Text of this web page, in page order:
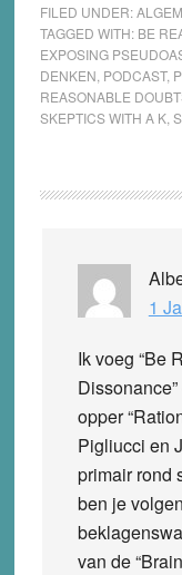
FILED UNDER:
TAGGED WITH: BE
EXPOSING
DENKEN PODCAST,
REASONABLE
SKEPTICS WITH A K,
Interactions
1
Ik voeg “Be
opper
Pigliucci en
primair rond
ben je
van de